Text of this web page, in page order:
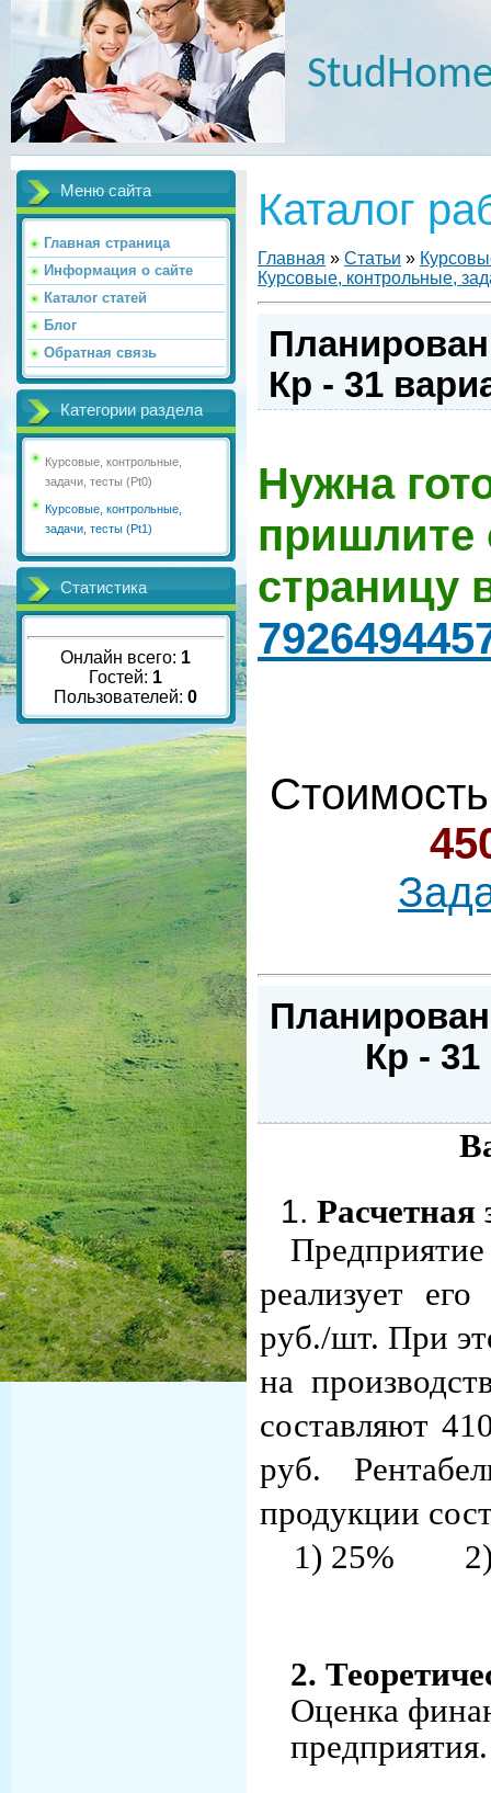
Меню сайта
Главная страница
Информация о сайте
Каталог статей
Блог
Обратная связь
Категории раздела
Курсовые, контрольные,
задачи, тесты (Pt0)
Курсовые, контрольные,
задачи, тесты (Pt1)
Статистика
Онлайн всего: 1
Гостей: 1
Пользователей:0
Каталог
Главная » Статьи »
Курсовые, контрольные,
Кр - 31
Нужна
пришлите
страницу
Кр -
Расчетная
реализует
руб./шт. При
на
составляют
руб.
продукции
1) 25%
2.
Оценка
предприятия.